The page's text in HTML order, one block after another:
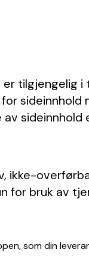
tilgjengelig i
sideinnhold
ikke-
for bruk av
som din